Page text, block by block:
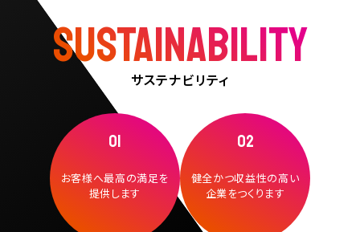
SUSTAINABILITY
サステナビリティ
01
お客様へ最高の満足を
提供します
02
健全かつ収益性の高い
企業をつくります